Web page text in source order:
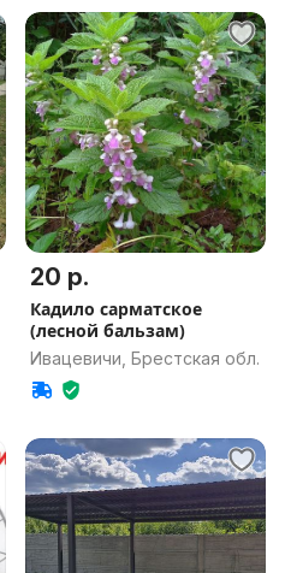
20 р.
Кадило сарматское
(лесной бальзам)
Ивацевичи, Брестская обл.